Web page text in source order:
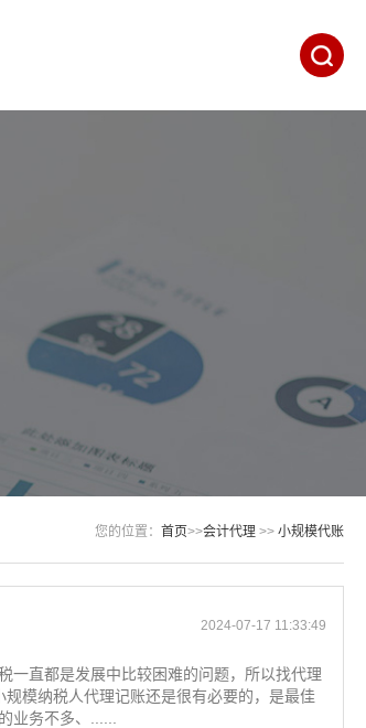
您的位置： 首页>>会计代理 >> 小规模代账
2024-07-17 11:33:49
一直都是发展中比较困难的问题，所以找代理
模纳税人代理记账还是很有必要的，是最佳
业务不多、......